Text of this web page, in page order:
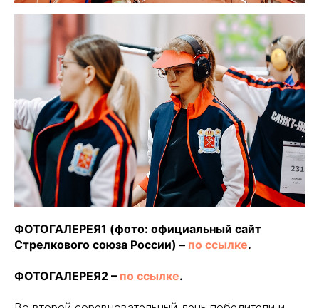
ФОТОГАЛЕРЕЯ1 (фото: официальный сайт
Стрелкового союза России) – по ссылке.
ФОТОГАЛЕРЕЯ2 – по ссылке.